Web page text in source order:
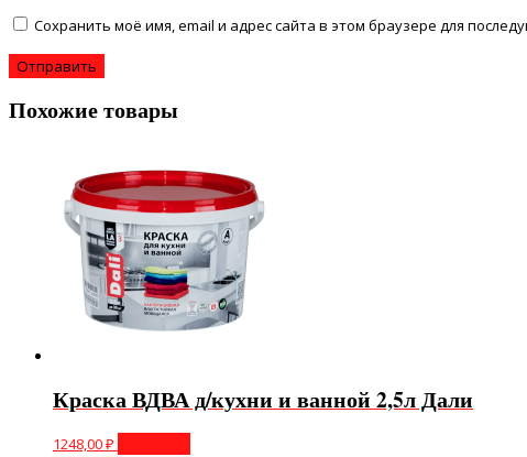
Сохранить моё имя, email и адрес сайта в этом браузере для
Похожие товары
Краска ВДВА д/кухни и ванной 2,5л Дали
1248,00₽